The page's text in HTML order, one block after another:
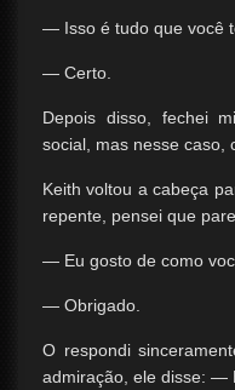
— Isso é tudo que você
— Certo.
Depois disso, fechei
social, mas nesse caso,
Keith voltou a cabeça
repente, pensei que
— Eu gosto de como
— Obrigado.
O respondi
admiração, ele disse: —